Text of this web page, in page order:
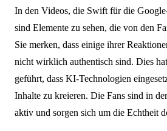
In den Videos, die Swift für die
sind Elemente zu sehen, die von den
Sie merken, dass einige ihrer
nicht wirklich authentisch sind. Dies
geführt, dass KI-Technologien
Inhalte zu kreieren. Die Fans sind in
aktiv und sorgen sich um die Echtheit